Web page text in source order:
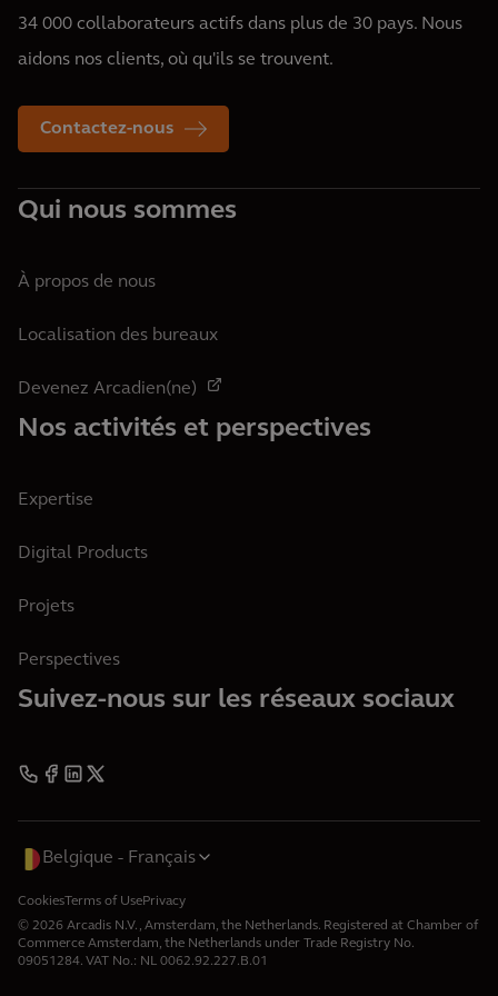
34 000 collaborateurs actifs dans plus de 30 pays. Nous
aidons nos clients, où qu'ils se trouvent.
Contactez-nous
Qui nous sommes
À propos de nous
Localisation des bureaux
Devenez Arcadien(ne)
Nos activités et perspectives
Expertise
Digital Products
Projets
Perspectives
Suivez-nous sur les réseaux sociaux
© 2026 Arcadis N.V., Amsterdam, the Netherlands. Registered at Chamber of
Commerce Amsterdam, the Netherlands under Trade Registry No.
09051284. VAT No.: NL 0062.92.227.B.01
CookiesTerms of UsePrivacy
Belgique Français